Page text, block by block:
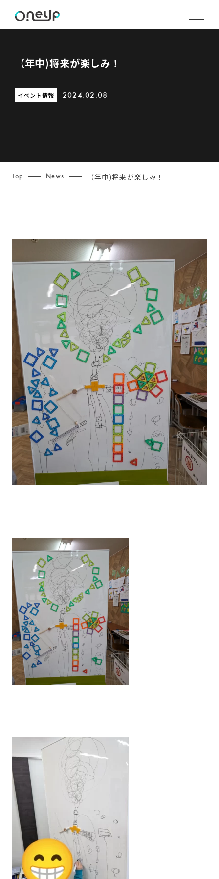
（年中)将来が楽しみ！
イベント情報 2024.02.08
Top News （年中)将来が楽しみ！